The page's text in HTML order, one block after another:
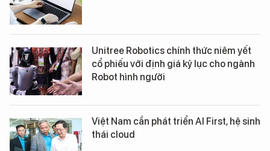
Unitree Robotics chính thức niêm yết
cổ phiếu với định giá kỷ lục cho ngành
Robot hình người
Việt Nam cần phát triển AI First, hệ sinh
thái cloud